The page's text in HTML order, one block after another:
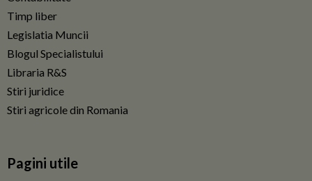
Timp liber
Legislatia Muncii
Blogul Specialistului
Libraria R&S
Stiri juridice
Stiri agricole din Romania
Pagini utile